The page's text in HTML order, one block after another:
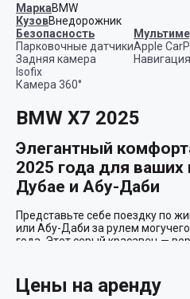
МаркаBMW
КузовВнедорожник
Безопасность
Парковочные датчики
Задняя камера
Isofix
Камера 360°
Apple
Навигация
BMW X7 2025
Элегантный
2025 года для
Дубае и Абу-Даби
Представьте себе поездку по
или Абу-Даби за рулем
года. Этот серый красавец —
искусства и технологических
вместительный и невероятно
надежным спутником в любых
их дальности или сложности.
Цены на аренду